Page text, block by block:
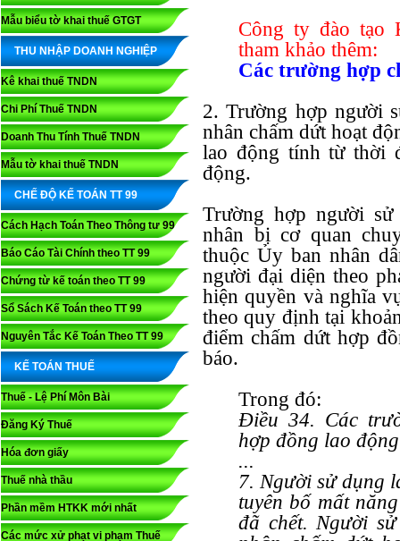
Mẫu biểu tờ khai thuế GTGT
THU NHẬP DOANH NGHIỆP
Kê khai thuế TNDN
Chi Phí Thuế TNDN
Doanh Thu Tính Thuế TNDN
Mẫu tờ khai thuế TNDN
CHẾ ĐỘ KẾ TOÁN TT 99
Cách Hạch Toán Theo Thông tư 99
Báo Cáo Tài Chính theo TT 99
Chứng từ kế toán theo TT 99
Sổ Sách Kế Toán theo TT 99
Nguyên Tắc Kế Toán Theo TT 99
KẾ TOÁN THUẾ
Thuế - Lệ Phí Môn Bài
Đăng Ký Thuế
Hóa đơn giấy
Thuế nhà thầu
Phần mềm HTKK mới nhất
Các mức xử phạt vi phạm Thuế
Công ty đào tạo
tham khảo thêm:
Các trường hợp
2. Trường hợp người
nhân chấm dứt hoạt
lao động tính từ thời
động.
Trường hợp người
nhân bị cơ quan
thuộc Ủy ban nhân
người đại diện theo
hiện quyền và nghĩa
theo quy định tại
điểm chấm dứt hợp
báo.
Trong đó:
Điều 34. Các
hợp đồng lao động
...
7. Người sử dụng
tuyên bố mất
đã chết. Người